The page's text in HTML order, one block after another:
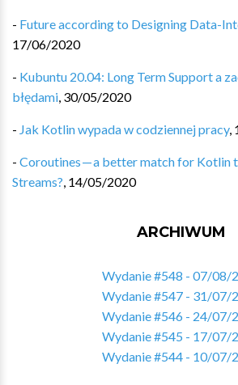
- Future according to Designing Data-
17/06/2020
- Kubuntu 20.04: Long Term Support a
błędami, 30/05/2020
- Jak Kotlin wypada w codziennej pracy,
- Coroutines — a better match for Kotlin
Streams?, 14/05/2020
ARCHIWUM
Wydanie #548 - 07/08/
Wydanie #547 - 31/07/
Wydanie #546 - 24/07/
Wydanie #545 - 17/07/
Wydanie #544 - 10/07/